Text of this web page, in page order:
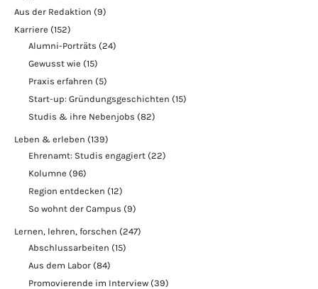
Aus der Redaktion (9)
Karriere (152)
Alumni-Porträts (24)
Gewusst wie (15)
Praxis erfahren (5)
Start-up: Gründungsgeschichten (15)
Studis & ihre Nebenjobs (82)
Leben & erleben (139)
Ehrenamt: Studis engagiert (22)
Kolumne (96)
Region entdecken (12)
So wohnt der Campus (9)
Lernen, lehren, forschen (247)
Abschlussarbeiten (15)
Aus dem Labor (84)
Promovierende im Interview (39)